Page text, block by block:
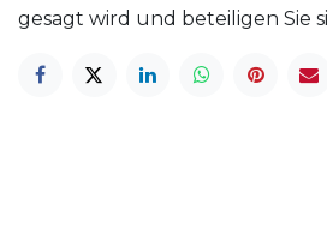
gesagt wird und beteiligen Sie